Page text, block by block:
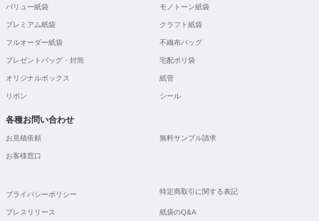
バリュー紙袋 モノトーン紙袋
プレミアム紙袋 クラフト紙袋
フルオーダー紙袋 不織布バッグ
プレゼントバッグ・封筒 宅配ポリ袋
オリジナルボックス 紙管
リボン シール
各種お問い合わせ
お見積依頼 無料サンプル請求
お客様窓口
プライバシーポリシー 特定商取引に関する表記
プレスリリース 紙袋のQ&A